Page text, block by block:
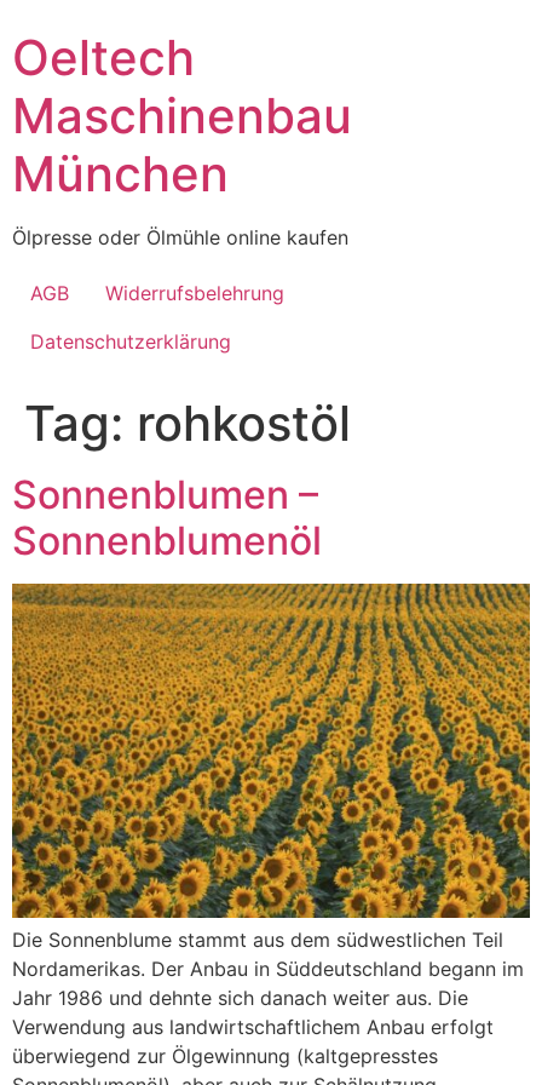
to
content
Oeltech
Maschinenbau
München
Ölpresse oder Ölmühle online kaufen
AGB
Widerrufsbelehrung
Datenschutzerklärung
Tag: rohkostöl
Sonnenblumen –
Sonnenblumenöl
Die Sonnenblume stammt aus dem südwestlichen Teil
Nordamerikas. Der Anbau in Süddeutschland begann im
Jahr 1986 und dehnte sich danach weiter aus. Die
Verwendung aus landwirtschaftlichem Anbau erfolgt
überwiegend zur Ölgewinnung (kaltgepresstes